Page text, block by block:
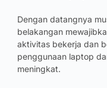
Dengan datangnya
belakangan
aktivitas bekerja dan
penggunaan laptop
meningkat.